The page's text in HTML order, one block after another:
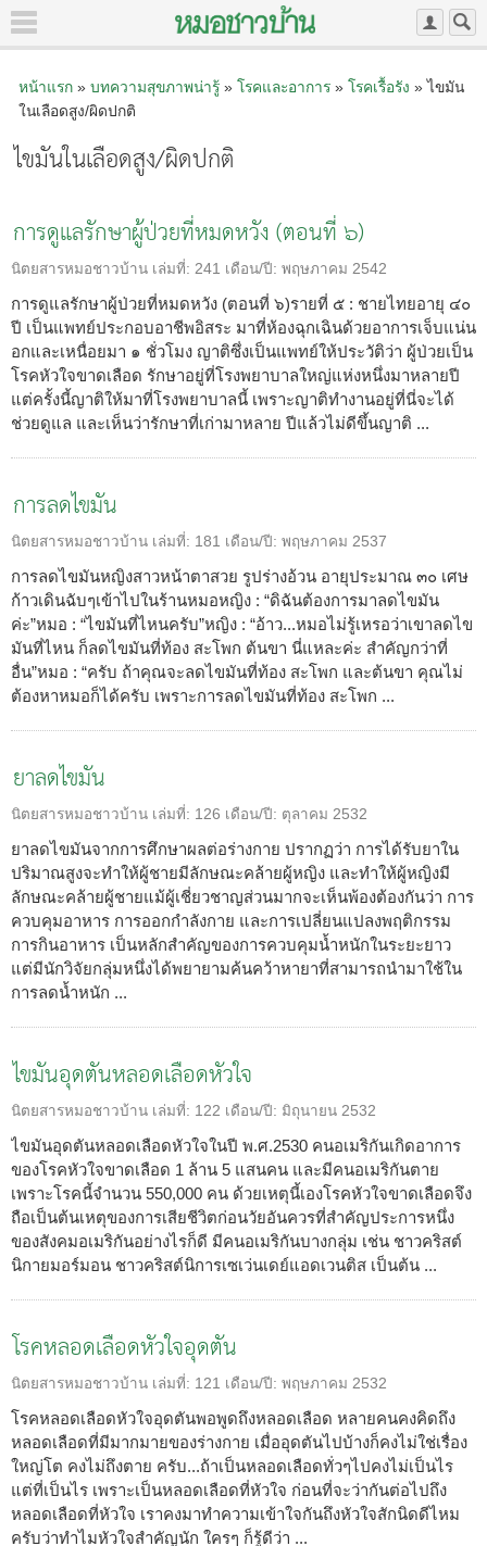
หน้าแรก» บทความสุขภาพน่ารู้» โรคและอาการ» โรคเรื้อรัง » ไขมัน
ในเลือดสูง/ผิดปกติ
ไขมันในเลือดสูง/ผิดปกติ
การดูแลรักษาผู้ป่วยที่หมดหวัง (ตอนที่ ๖)
นิตยสารหมอชาวบ้าน เล่มที่: 241 เดือน/ปี: พฤษภาคม 2542
การดูแลรักษาผู้ป่วยที่หมดหวัง (ตอนที่ ๖)รายที่ ๕ : ชายไทยอายุ ๔๐
ปี เป็นแพทย์ประกอบอาชีพอิสระ มาที่ห้องฉุกเฉินด้วยอาการเจ็บแน่น
อกและเหนื่อยมา ๑ ชั่วโมง ญาติซึ่งเป็นแพทย์ให้ประวัติว่า ผู้ป่วยเป็น
โรคหัวใจขาดเลือด รักษาอยู่ที่โรงพยาบาลใหญ่แห่งหนึ่งมาหลายปี
แต่ครั้งนี้ญาติให้มาที่โรงพยาบาลนี้ เพราะญาติทำงานอยู่ที่นี่จะได้
ช่วยดูแล และเห็นว่ารักษาที่เก่ามาหลาย ปีแล้วไม่ดีขึ้นญาติ ...
การลดไขมัน
นิตยสารหมอชาวบ้าน เล่มที่: 181 เดือน/ปี: พฤษภาคม 2537
การลดไขมันหญิงสาวหน้าตาสวย รูปร่างอ้วน อายุประมาณ ๓๐ เศษ
ก้าวเดินฉับๆเข้าไปในร้านหมอหญิง : “ดิฉันต้องการมาลดไขมัน
ค่ะ”หมอ : “ไขมันที่ไหนครับ”หญิง : “อ้าว...หมอไม่รู้เหรอว่าเขาลดไข
มันที่ไหน ก็ลดไขมันที่ท้อง สะโพก ต้นขา นี่แหละค่ะ สำคัญกว่าที่
อื่น”หมอ : “ครับ ถ้าคุณจะลดไขมันที่ท้อง สะโพก และต้นขา คุณไม่
ต้องหาหมอก็ได้ครับ เพราะการลดไขมันที่ท้อง สะโพก ...
ยาลดไขมัน
นิตยสารหมอชาวบ้าน เล่มที่: 126 เดือน/ปี: ตุลาคม 2532
ยาลดไขมันจากการศึกษาผลต่อร่างกาย ปรากฏว่า การได้รับยาใน
ปริมาณสูงจะทำให้ผู้ชายมีลักษณะคล้ายผู้หญิง และทำให้ผู้หญิงมี
ลักษณะคล้ายผู้ชายแม้ผู้เชี่ยวชาญส่วนมากจะเห็นพ้องต้องกันว่า การ
ควบคุมอาหาร การออกกำลังกาย และการเปลี่ยนแปลงพฤติกรรม
การกินอาหาร เป็นหลักสำคัญของการควบคุมน้ำหนักในระยะยาว
แต่มีนักวิจัยกลุ่มหนึ่งได้พยายามค้นคว้าหายาที่สามารถนำมาใช้ใน
การลดน้ำหนัก ...
ไขมันอุดตันหลอดเลือดหัวใจ
นิตยสารหมอชาวบ้าน เล่มที่: 122 เดือน/ปี: มิถุนายน 2532
ไขมันอุดตันหลอดเลือดหัวใจในปี พ.ศ.2530 คนอเมริกันเกิดอาการ
ของโรคหัวใจขาดเลือด 1 ล้าน 5 แสนคน และมีคนอเมริกันตาย
เพราะโรคนี้จำนวน 550,000 คน ด้วยเหตุนี้เองโรคหัวใจขาดเลือดจึง
ถือเป็นต้นเหตุของการเสียชีวิตก่อนวัยอันควรที่สำคัญประการหนึ่ง
ของสังคมอเมริกันอย่างไรก็ดี มีคนอเมริกันบางกลุ่ม เช่น ชาวคริสต์
นิกายมอร์มอน ชาวคริสต์นิการเซเว่นเดย์แอดเวนติส เป็นต้น ...
โรคหลอดเลือดหัวใจอุดตัน
นิตยสารหมอชาวบ้าน เล่มที่: 121 เดือน/ปี: พฤษภาคม 2532
โรคหลอดเลือดหัวใจอุดตันพอพูดถึงหลอดเลือด หลายคนคงคิดถึง
หลอดเลือดที่มีมากมายของร่างกาย เมื่ออุดตันไปบ้างก็คงไม่ใช่เรื่อง
ใหญ่โต คงไม่ถึงตาย ครับ...ถ้าเป็นหลอดเลือดทั่วๆไปคงไม่เป็นไร
แต่ที่เป็นไร เพราะเป็นหลอดเลือดที่หัวใจ ก่อนที่จะว่ากันต่อไปถึง
หลอดเลือดที่หัวใจ เราคงมาทำความเข้าใจกันถึงหัวใจสักนิดดีไหม
ครับว่าทำไมหัวใจสำคัญนัก ใครๆ ก็รู้ดีว่า ...